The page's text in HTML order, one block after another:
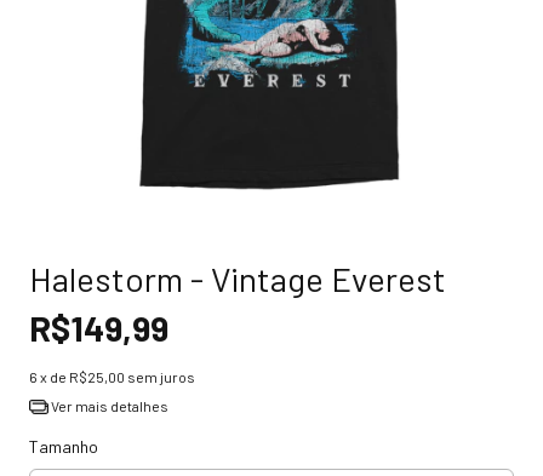
Halestorm - Vintage Everest
R$149,99
6 x de R$25,00 sem juros
Ver mais detalhes
Tamanho